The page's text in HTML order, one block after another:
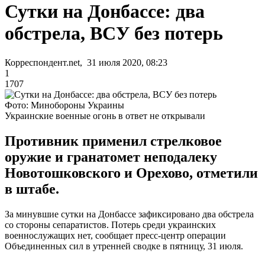
Сутки на Донбассе: два
обстрела, ВСУ без потерь
Корреспондент.net, 31 июля 2020, 08:23
1
1707
Фото: Минобороны Украины
Украинские военные огонь в ответ не открывали
Противник применил стрелковое
оружие и гранатомет неподалеку
Новотошковского и Орехово, отметили
в штабе.
За минувшие сутки на Донбассе зафиксировано два обстрела
со стороны сепаратистов. Потерь среди украинских
военнослужащих нет, сообщает пресс-центр операции
Объединенных сил в утренней сводке в пятницу, 31 июля.